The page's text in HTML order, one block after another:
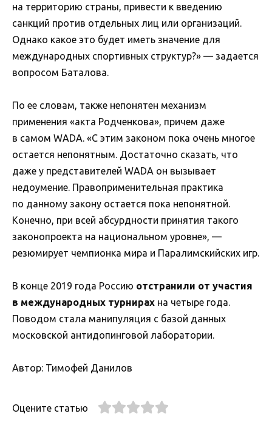
на территорию страны, привести к введению
санкций против отдельных лиц или организаций.
Однако какое это будет иметь значение для
международных спортивных структур?» — задается
вопросом Баталова.
По ее словам, также непонятен механизм
применения «акта Родченкова», причем даже
в самом WADA. «С этим законом пока очень многое
остается непонятным. Достаточно сказать, что
даже у представителей WADA он вызывает
недоумение. Правоприменительная практика
по данному закону остается пока непонятной.
Конечно, при всей абсурдности принятия такого
законопроекта на национальном уровне», —
резюмирует чемпионка мира и Паралимскийских игр.
В конце 2019 года Россию отстранили от участия
в международных турнирах на четыре года.
Поводом стала манипуляция с базой данных
московской антидопинговой лаборатории.
Автор: Тимофей Данилов
Оцените статью